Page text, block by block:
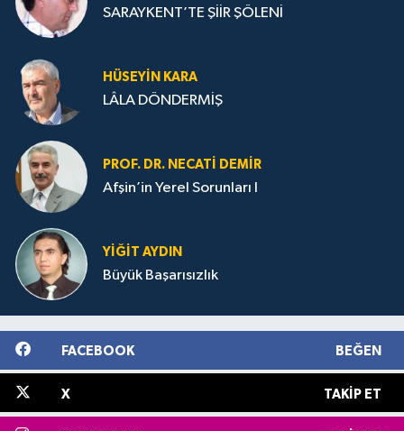
SARAYKENT’TE ŞİİR ŞÖLENİ
HÜSEYIN KARA
LÂLA DÖNDERMİŞ
PROF. DR. NECATI DEMIR
Afşin’in Yerel Sorunları I
YIĞIT AYDIN
Büyük Başarısızlık
FACEBOOK BEĞEN
X TAKIP ET